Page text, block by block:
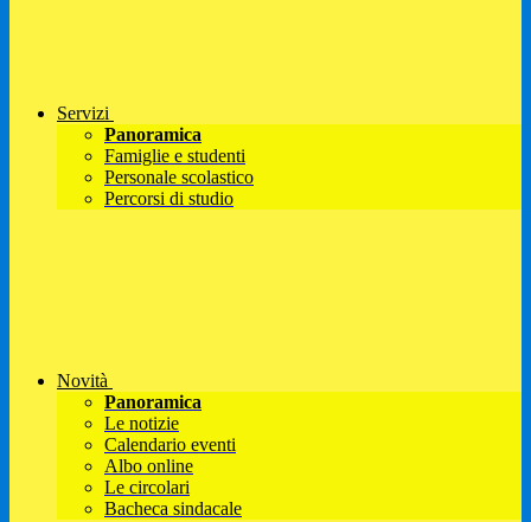
Servizi
Panoramica
Famiglie e studenti
Personale scolastico
Percorsi di studio
Novità
Panoramica
Le notizie
Calendario eventi
Albo online
Le circolari
Bacheca sindacale